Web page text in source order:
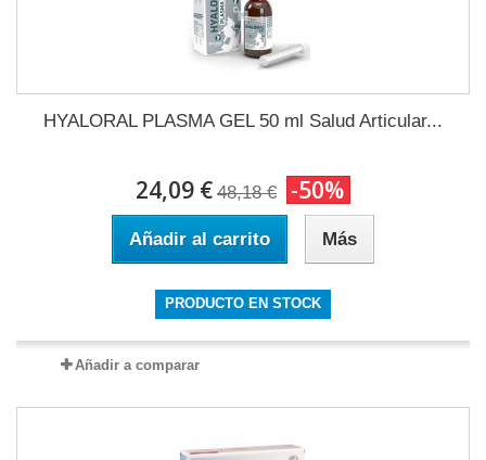
HYALORAL PLASMA GEL 50 ml Salud Articular...
24,09 € 48,18 € -50%
Añadir al carrito Más
PRODUCTO EN STOCK
Añadir a comparar